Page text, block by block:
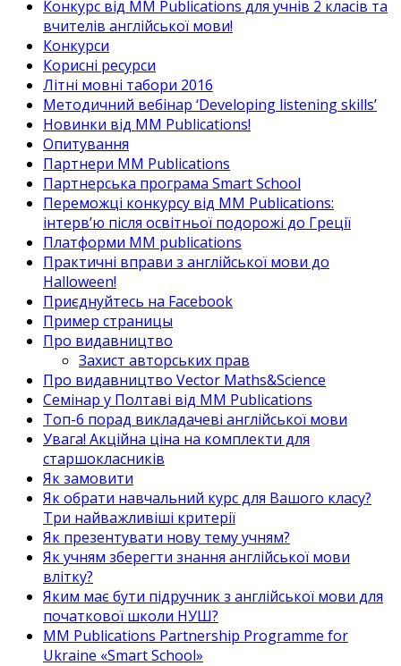
Конкурс від MM Publications для учнів 2 класів та
вчителів англійської мови!
Конкурси
Корисні ресурси
Літні мовні табори 2016
Методичний вебінар ‘Developing listening skills’
Новинки від MM Publications!
Опитування
Партнери MM Publications
Партнерська програма Smart School
Переможці конкурсу від MM Publications:
інтерв’ю після освітньої подорожі до Греції
Платформи MM publications
Практичні вправи з англійської мови до
Halloween!
Приєднуйтесь на Facebook
Пример страницы
Про видавництво
Захист авторських прав
Про видавництво Vector Maths&Science
Семінар у Полтаві від MM Publications
Топ-6 порад викладачеві англійської мови
Увага! Акційна ціна на комплекти для
старшокласників
Як замовити
Як обрати навчальний курс для Вашого класу?
Три найважливіші критерії
Як презентувати нову тему учням?
Як учням зберегти знання англійської мови
влітку?
Яким має бути підручник з англійської мови для
початкової школи НУШ?
MM Publications Partnership Programme for
Ukraine «Smart School»